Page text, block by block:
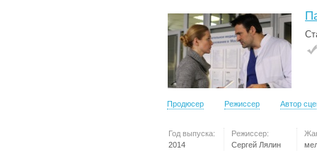
Продюсер Режиссер Автор
Год выпуска:
2014
Режиссер:
Сергей Лялин